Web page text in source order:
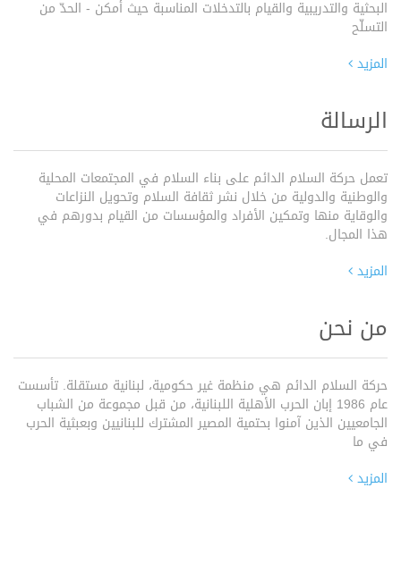
البحثية والتدريبية والقيام بالتدخلات المناسبة حيث أمكن - الحدّ من
التسلّح
المزيد
الرسالة
تعمل حركة السلام الدائم على بناء السلام في المجتمعات المحلية
والوطنية والدولية من خلال نشر ثقافة السلام وتحويل النزاعات
والوقاية منها وتمكين الأفراد والمؤسسات من القيام بدورهم في
هذا المجال.
المزيد
من نحن
حركة السلام الدائم هي منظمة غير حكومية، لبنانية مستقلة. تأسست
عام 1986 إبان الحرب الأهلية اللبنانية، من قبل مجموعة من الشباب
الجامعيين الذين آمنوا بحتمية المصير المشترك للبنانيين وبعبثية الحرب
في ما
المزيد